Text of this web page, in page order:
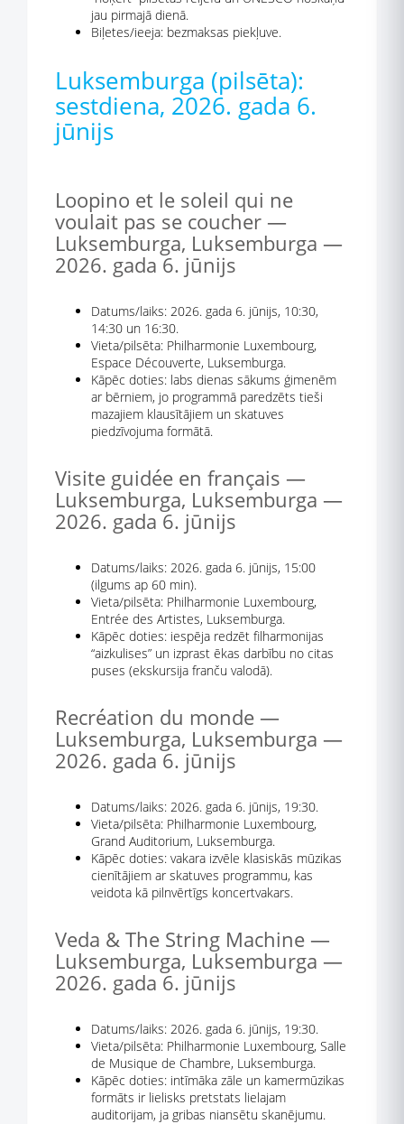
jau pirmajā dienā.
Biļetes/ieeja: bezmaksas piekļuve.
Luksemburga (pilsēta):
sestdiena, 2026. gada 6.
jūnijs
Loopino et le soleil qui ne
voulait pas se coucher —
Luksemburga, Luksemburga —
2026. gada 6. jūnijs
Datums/laiks: 2026. gada 6. jūnijs, 10:30,
14:30 un 16:30.
Vieta/pilsēta: Philharmonie Luxembourg,
Espace Découverte, Luksemburga.
Kāpēc doties: labs dienas sākums ģimenēm
ar bērniem, jo programmā paredzēts tieši
mazajiem klausītājiem un skatuves
piedzīvojuma formātā.
Visite guidée en français —
Luksemburga, Luksemburga —
2026. gada 6. jūnijs
Datums/laiks: 2026. gada 6. jūnijs, 15:00
(ilgums ap 60 min).
Vieta/pilsēta: Philharmonie Luxembourg,
Entrée des Artistes, Luksemburga.
Kāpēc doties: iespēja redzēt filharmonijas
“aizkulises” un izprast ēkas darbību no citas
puses (ekskursija franču valodā).
Recréation du monde —
Luksemburga, Luksemburga —
2026. gada 6. jūnijs
Datums/laiks: 2026. gada 6. jūnijs, 19:30.
Vieta/pilsēta: Philharmonie Luxembourg,
Grand Auditorium, Luksemburga.
Kāpēc doties: vakara izvēle klasiskās mūzikas
cienītājiem ar skatuves programmu, kas
veidota kā pilnvērtīgs koncertvakars.
Veda & The String Machine —
Luksemburga, Luksemburga —
2026. gada 6. jūnijs
Datums/laiks: 2026. gada 6. jūnijs, 19:30.
Vieta/pilsēta: Philharmonie Luxembourg, Salle
de Musique de Chambre, Luksemburga.
Kāpēc doties: intīmāka zāle un kamermūzikas
formāts ir lielisks pretstats lielajam
auditorijam, ja gribas niansētu skanējumu.